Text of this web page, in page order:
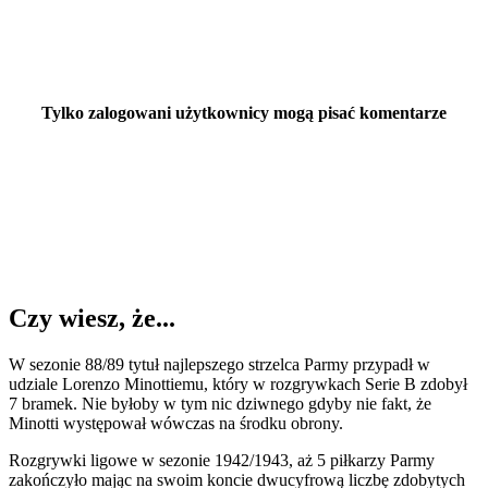
Tylko zalogowani użytkownicy mogą pisać komentarze
Czy wiesz, że...
W sezonie 88/89 tytuł najlepszego strzelca Parmy przypadł w
udziale Lorenzo Minottiemu, który w rozgrywkach Serie B zdobył
7 bramek. Nie byłoby w tym nic dziwnego gdyby nie fakt, że
Minotti występował wówczas na środku obrony.
Rozgrywki ligowe w sezonie 1942/1943, aż 5 piłkarzy Parmy
zakończyło mając na swoim koncie dwucyfrową liczbę zdobytych